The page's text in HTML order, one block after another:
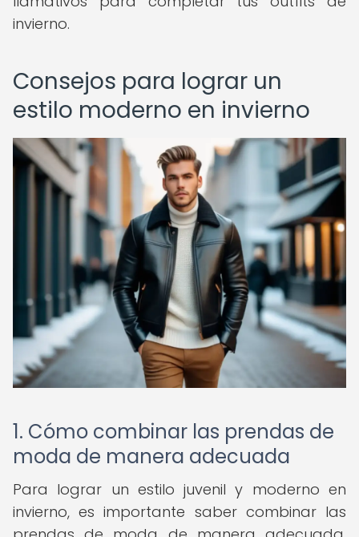
invierno.
Consejos para lograr un
estilo moderno en invierno
1. Cómo combinar las prendas de
moda de manera adecuada
Para lograr un estilo juvenil y moderno en
invierno, es importante saber combinar las